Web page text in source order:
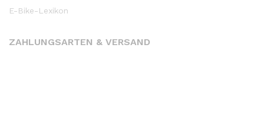
E-Bike-Lexikon
ZAHLUNGSARTEN & VERSAND